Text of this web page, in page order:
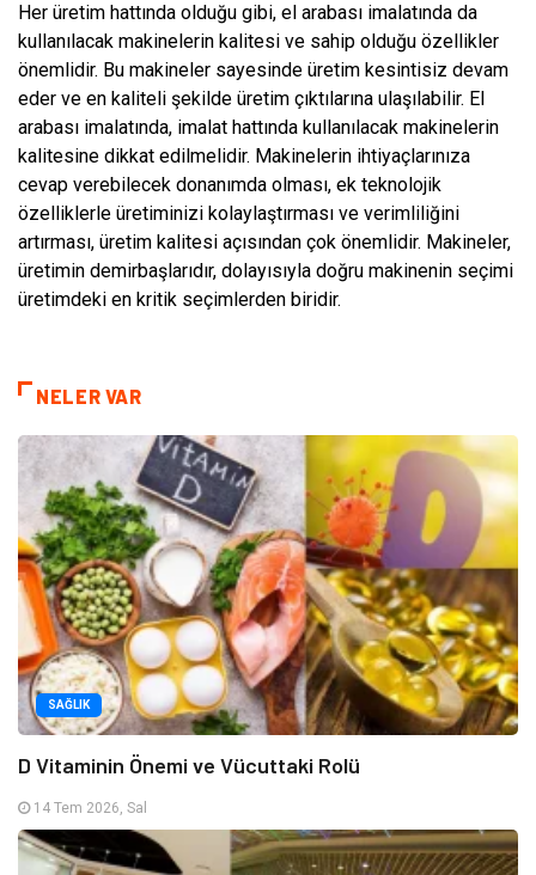
Her üretim hattında olduğu gibi, el arabası imalatında da
kullanılacak makinelerin kalitesi ve sahip olduğu özellikler
önemlidir. Bu makineler sayesinde üretim kesintisiz devam
eder ve en kaliteli şekilde üretim çıktılarına ulaşılabilir. El
arabası imalatında, imalat hattında kullanılacak makinelerin
kalitesine dikkat edilmelidir. Makinelerin ihtiyaçlarınıza
cevap verebilecek donanımda olması, ek teknolojik
özelliklerle üretiminizi kolaylaştırması ve verimliliğini
artırması, üretim kalitesi açısından çok önemlidir. Makineler,
üretimin demirbaşlarıdır, dolayısıyla doğru makinenin seçimi
üretimdeki en kritik seçimlerden biridir.
NELER VAR
SAĞLIK
D Vitaminin Önemi ve Vücuttaki Rolü
14 Tem 2026, Sal